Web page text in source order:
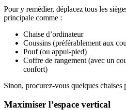
Pour y remédier, déplacez tous les
principale comme :
Chaise d’ordinateur
Coussins (préférablement aux
Pouf (ou appui-pied)
Coffre de rangement (avec un
confort)
Sinon, procurez-vous quelques chaises
Maximiser l’espace vertical